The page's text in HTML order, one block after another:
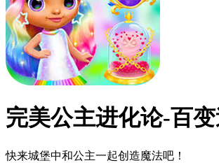
完美公主进化论-百
快来城堡中和公主一起创造魔法吧！